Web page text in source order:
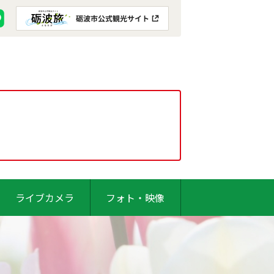
ライブカメラ フォト・映像